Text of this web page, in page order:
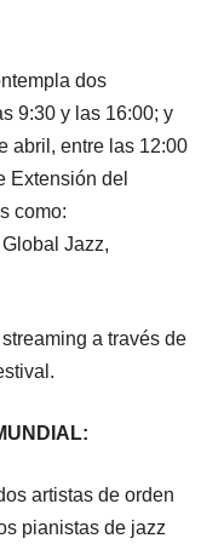
dos
9:30 y las 16:00; y
abril, entre las 12:00
Extensión del
como:
Jazz,
a través de
artistas de orden
pianistas de jazz